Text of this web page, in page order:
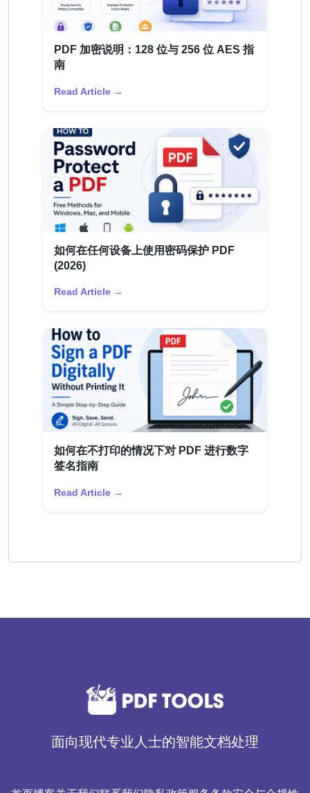
PDF 加密说明：128 位与 256 位 AES 指
南
Read Article →
如何在任何设备上使用密码保护 PDF
(2026)
Read Article →
如何在不打印的情况下对 PDF 进行数字
签名指南
Read Article →
面向现代专业人士的智能文档处理